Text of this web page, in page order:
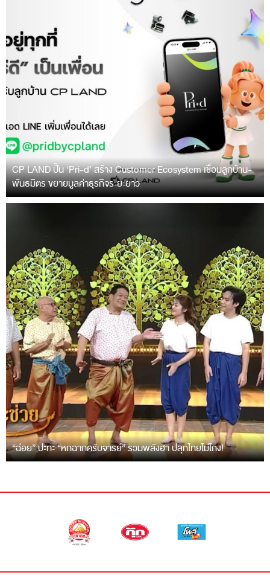
CP LAND ปั้น ‘Pri-d’ สร้าง Customer Ecosystem เชื่อมลูกบ้าน-
พันธมิตร ขยายมูลค่าธุรกิจระยะยาว
“ฉ่อย” ปะทะ “หกฉากครับจารย์” รวมพลังฮา ปลุกไทยไม่โกง!